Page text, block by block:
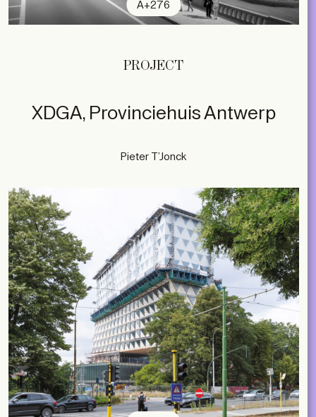
A+276
PROJECT
XDGA, Provinciehuis Antwerp
Pieter T’Jonck